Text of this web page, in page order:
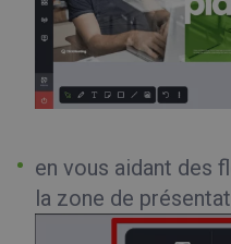
en vous aidant des
la zone de